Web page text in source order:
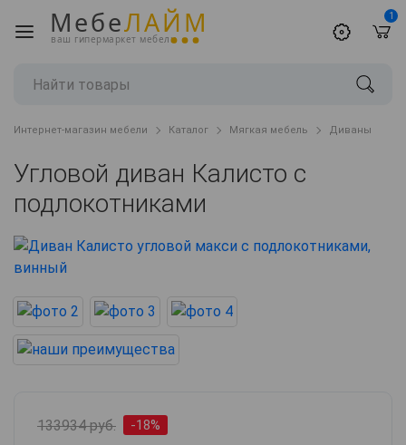
МебеЛАЙМ
ваш гипермаркет мебели
1
Интернет-магазин мебели Каталог Мягкая мебель Диваны
Угловой диван Калисто с
подлокотниками
133934 руб. -18%